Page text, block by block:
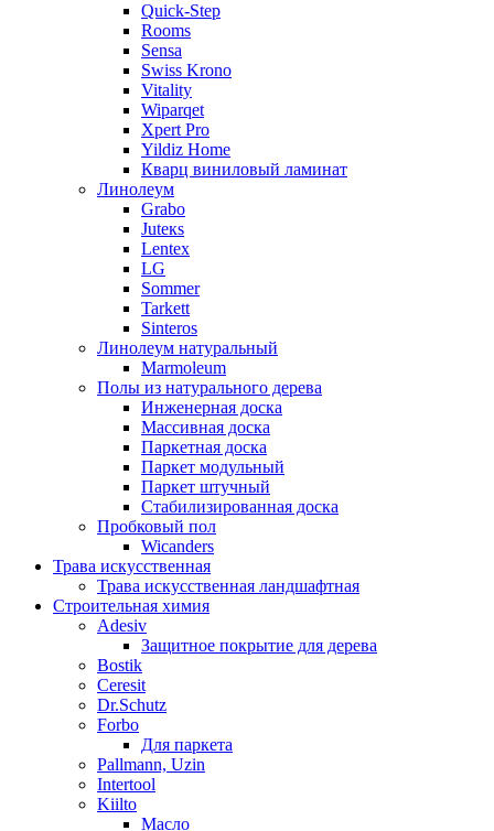
Quick-Step
Rooms
Sensa
Swiss Krono
Vitality
Wiparqet
Xpert Pro
Yildiz Home
Кварц виниловый ламинат
Линолеум
Grabo
Juteкs
Lentex
LG
Sommer
Tarkett
Sinteros
Линолеум натуральный
Marmoleum
Полы из натурального дерева
Инженерная доска
Массивная доска
Паркетная доска
Паркет модульный
Паркет штучный
Стабилизированная доска
Пробковый пол
Wicanders
Трава искусственная
Трава искусственная ландшафтная
Строительная химия
Adesiv
Защитное покрытие для дерева
Bostik
Ceresit
Dr.Schutz
Forbo
Для паркета
Pallmann, Uzin
Intertool
Kiilto
Масло